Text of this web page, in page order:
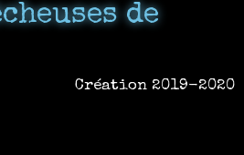
de
Création 2019-2020